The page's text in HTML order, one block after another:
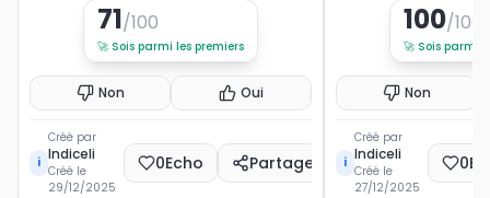
71/100
🚀 Sois parmi les premiers
Non Oui
i
Créé par
Indiceli
Créé le
29/12/2025
0Echo Partager
100/100
🚀 Sois parmi
Non
i
Créé par
Indiceli
Créé le
27/12/2025
0